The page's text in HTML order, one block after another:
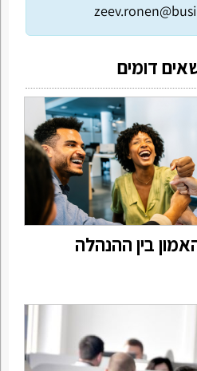
דומים
בין ההנהלה